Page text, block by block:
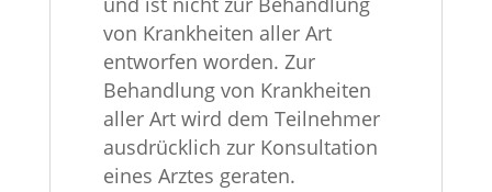
von Krankheiten aller Art
entworfen worden. Zur
Behandlung von Krankheiten
aller Art wird dem Teilnehmer
ausdrücklich zur Konsultation
eines Arztes geraten.